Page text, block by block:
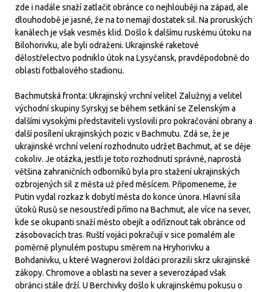
zde i nadále snaží zatlačit obránce co nejhlouběji na západ, ale
dlouhodobě je jasné, že na to nemají dostatek sil. Na proruských
kanálech je však vesměs klid. Došlo k dalšímu ruskému útoku na
Bilohorivku, ale byli odraženi. Ukrajinské raketové
dělostřelectvo podniklo útok na Lysyčansk, pravděpodobně do
oblasti fotbalového stadionu.
Bachmutská fronta: Ukrajinský vrchní velitel Zalužnyj a velitel
východní skupiny Syrskyj se během setkání se Zelenským a
dalšími vysokými představiteli vyslovili pro pokračování obrany a
další posílení ukrajinských pozic v Bachmutu. Zdá se, že je
ukrajinské vrchní velení rozhodnuto udržet Bachmut, ať se děje
cokoliv. Je otázka, jestli je toto rozhodnutí správné, naprostá
většina zahraničních odborníků byla pro stažení ukrajinských
ozbrojených sil z města už před měsícem. Připomeneme, že
Putin vydal rozkaz k dobytí města do konce února. Hlavní síla
útoků Rusů se nesoustředí přímo na Bachmut, ale více na sever,
kde se okupanti snaží město obejít a odříznout tak obránce od
zásobovacích tras. Ruští vojáci pokračují v sice pomalém ale
poměrně plynulém postupu směrem na Hryhorivku a
Bohdanivku, u které Wagnerovi žoldáci prorazili skrz ukrajinské
zákopy. Chromove a oblasti na sever a severozápad však
obránci stále drží. U Berchivky došlo k ukrajinskému pokusu o